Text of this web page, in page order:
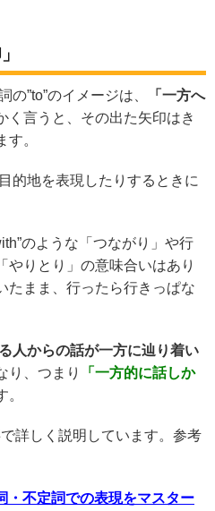
の”to”のイメージは、
「一方へ
く言うと、その出た矢印はき
。
的地を表現したりするときに
のような「つながり」や行
やりとり」の意味合いはあり
たまま、行ったら行きっぱな
る人からの話が一方に辿り着い
り、つまり
「一方的に話しか
詳しく説明しています。参考
・不定詞での表現をマスター